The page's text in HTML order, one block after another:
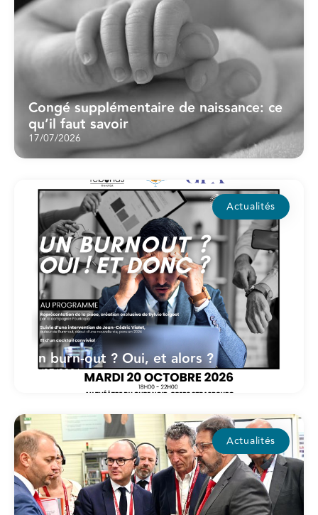
Congé supplémentaire de naissance: ce
qu’il faut savoir
17/07/2026
Actualités
Un burn-out ? Oui, et alors ?
15/07/2026
Actualités